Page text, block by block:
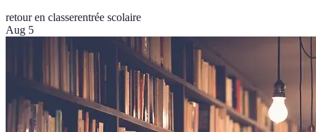
retour en classerentrée scolaire
Aug 5